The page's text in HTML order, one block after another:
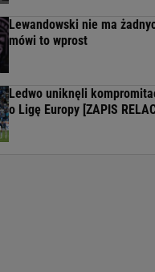
Lewandowski nie ma
mówi to wprost
Ledwo uniknęli
o Ligę Europy [ZAPIS